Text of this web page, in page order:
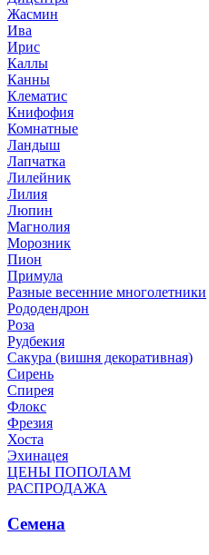
Жасмин
Ива
Ирис
Каллы
Канны
Клематис
Книфофия
Комнатные
Ландыш
Лапчатка
Лилейник
Лилия
Люпин
Магнолия
Морозник
Пион
Примула
Разные весенние многолетники
Рододендрон
Роза
Рудбекия
Сакура (вишня декоративная)
Сирень
Спирея
Флокс
Фрезия
Хоста
Эхинацея
ЦЕНЫ ПОПОЛАМ
РАСПРОДАЖА
Семена